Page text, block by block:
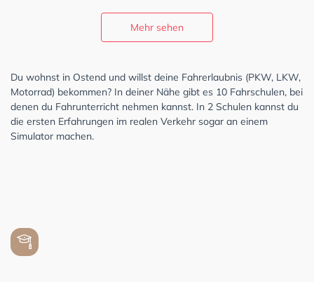
Mehr sehen
Du wohnst in Ostend und willst deine Fahrerlaubnis (PKW, LKW,
Motorrad) bekommen? In deiner Nähe gibt es 10 Fahrschulen, bei
denen du Fahrunterricht nehmen kannst. In 2 Schulen kannst du
die ersten Erfahrungen im realen Verkehr sogar an einem
Simulator machen.